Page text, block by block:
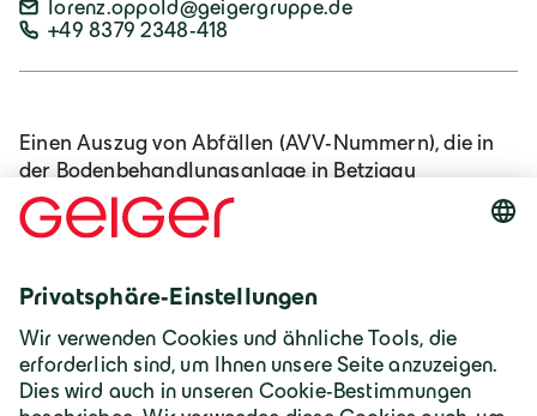
lorenz.oppold@geigergruppe.de
+49 8379 2348-418
Einen Auszug von Abfällen (AVV-Nummern), die in
der Bodenbehandlungsanlage in Betzigau
angenommen werden können, haben wir für Sie
bereitgestellt.
Dokumente und Downloads
AVV Liste Betzigau
PDF